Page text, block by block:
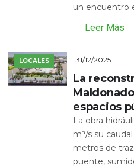
un encuentro
Leer Más
LOCALES 31/12/2025
La
espacios
La obra
m³/s su
metros de
puente,